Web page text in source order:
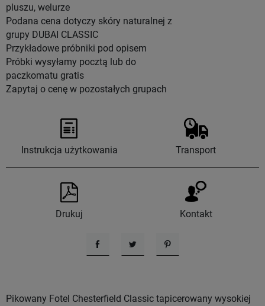
pluszu, welurze
Podana cena dotyczy skóry naturalnej z
grupy DUBAI CLASSIC
Przykładowe próbniki pod opisem
Próbki wysyłamy pocztą lub do
paczkomatu gratis
Zapytaj o cenę w pozostałych grupach
Instrukcja użytkowania Transport
Drukuj Kontakt
UdostępnijTweetujPinterest
Pikowany Fotel Chesterfield Classic tapicerowany wysokiej